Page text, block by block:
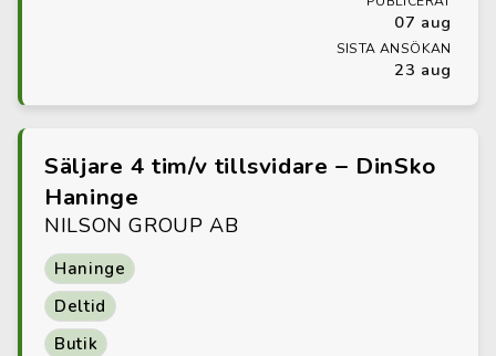
07 aug
SISTA ANSÖKAN
23 aug
Säljare 4 tim/v tillsvidare – DinSko
Haninge
NILSON GROUP AB
Haninge
Deltid
Butik